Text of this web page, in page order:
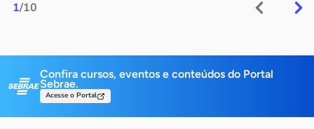
1/10
Confira cursos, eventos e conteúdos do Portal
Sebrae.
Acesse o Portal